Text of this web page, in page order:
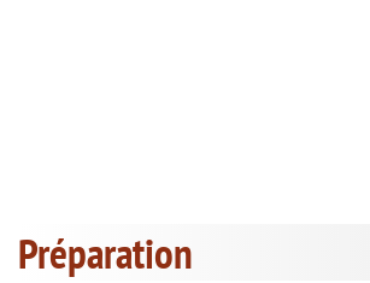
Préparation